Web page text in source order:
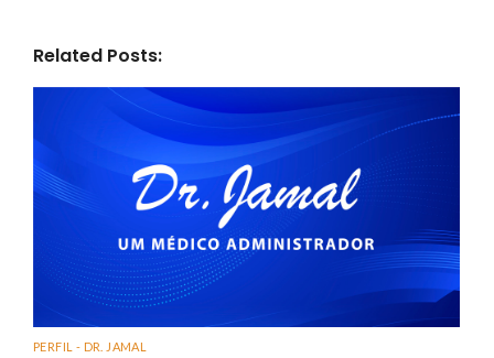
Related Posts:
PERFIL - DR. JAMAL